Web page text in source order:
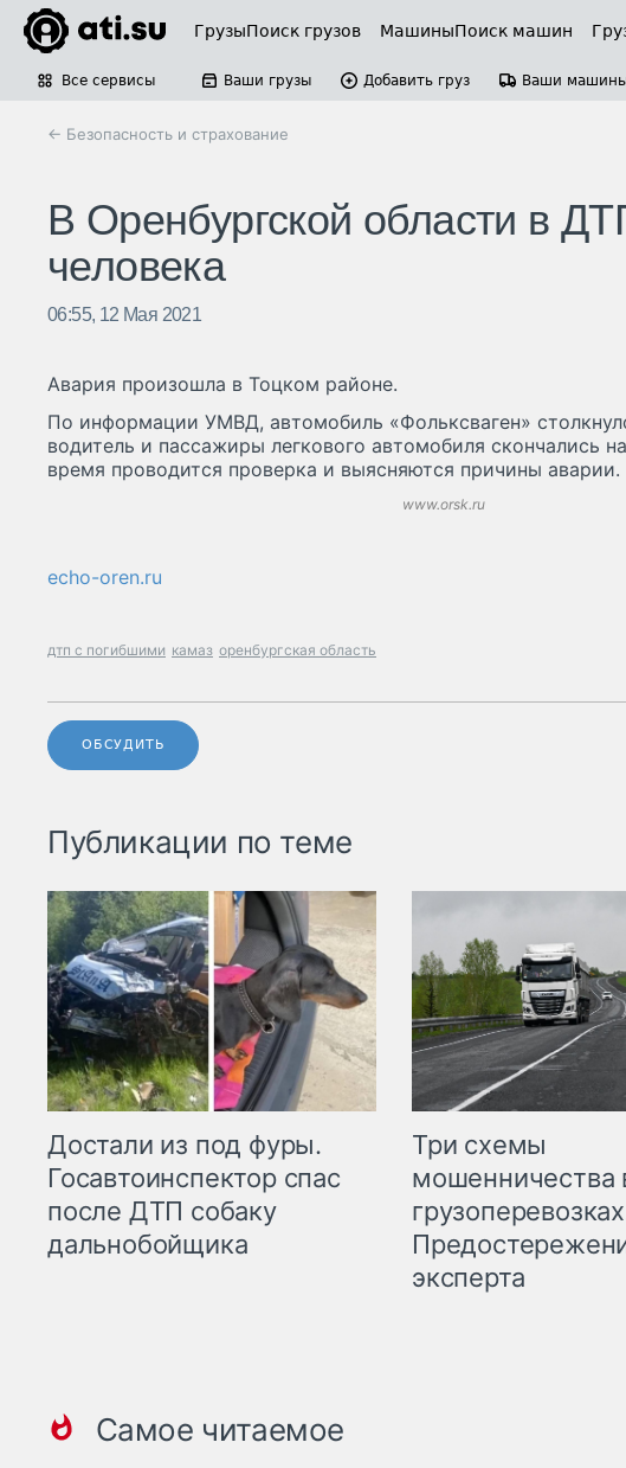
ГрузыПоиск грузов МашиныПоиск машин
Все сервисы Ваши грузы Добавить груз Ваши
← Безопасность и страхование
В Оренбургской области в
человека
06:55, 12 Мая 2021
Авария произошла в Тоцком районе.
По информации УМВД, автомобиль «Фольксваген»
водитель и пассажиры легкового автомобиля скончались
время проводится проверка и выясняются причины аварии.
www.orsk.ru
echo-oren.ru
дтп с погибшими камаз оренбургская область
ОБСУДИТЬ
Публикации по теме
Достали из под фуры.
Госавтоинспектор спас
после ДТП собаку
дальнобойщика
Три схемы
мошенничества
эксперта
Самое читаемое